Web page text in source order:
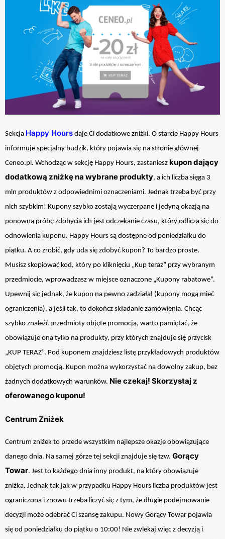
Sekcja Happy Hours daje Ci dodatkowe zniżki. O starcie Happy Hours
informuje specjalny budzik, który pojawia się na stronie głównej
Ceneo.pl. Wchodząc w sekcję Happy Hours, zastaniesz kupon dający
dodatkową zniżkę na wybrane produkty, a ich liczba sięga 3
mln produktów z odpowiednimi oznaczeniami. Jednak trzeba być przy
nich szybkim! Kupony szybko zostają wyczerpane i jedyną okazją na
ponowną próbę zdobycia ich jest odczekanie czasu, który odlicza się do
odnowienia kuponu. Happy Hours są dostępne od poniedziałku do
piątku. A co zrobić, gdy uda się zdobyć kupon? To bardzo proste.
Musisz skopiować kod, który po kliknięciu „Kup teraz” przy wybranym
przedmiocie, wprowadzasz w miejsce oznaczone „Kupony rabatowe”.
Upewnij się jednak, że kupon na pewno zadziałał (kupony mogą mieć
ograniczenia), a jeśli tak, to dokończ składanie zamówienia. Chcąc
szybko znaleźć przedmioty objęte promocją, warto pamiętać, że
obowiązuje ona tylko na produkty, przy których znajduje się przycisk
„KUP TERAZ”. Pod kuponem znajdziesz listę przykładowych produktów
objętych promocją. Kupon można wykorzystać na dowolny zakup, bez
żadnych dodatkowych warunków. Nie czekaj! Skorzystaj z
oferowanego kuponu!
Centrum Zniżek
Centrum zniżek to przede wszystkim najlepsze okazje obowiązujące
danego dnia. Na samej górze tej sekcji znajduje się tzw. Gorący
Towar. Jest to każdego dnia inny produkt, na który obowiązuje
zniżka. Jednak tak jak w przypadku Happy Hours liczba produktów jest
ograniczona i znowu trzeba liczyć się z tym, że długie podejmowanie
decyzji może odebrać Ci szansę zakupu. Nowy Gorący Towar pojawia
się od poniedziałku do piątku o 10:00! Nie zwlekaj więc z decyzją i